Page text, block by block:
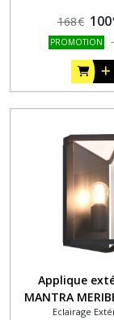
168€ 100
PROMOTION -
Applique
MANTRA
Eclairage